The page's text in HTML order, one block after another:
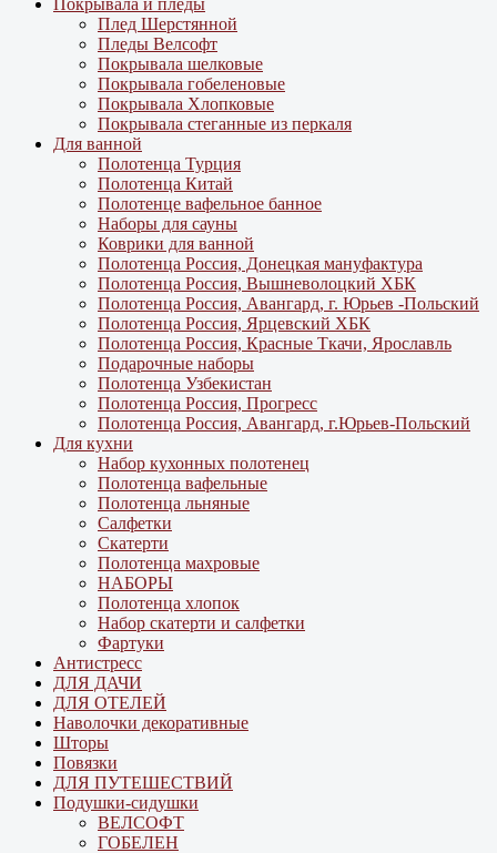
Покрывала и пледы
Плед Шерстянной
Пледы Велсофт
Покрывала шелковые
Покрывала гобеленовые
Покрывала Хлопковые
Покрывала стеганные из перкаля
Для ванной
Полотенца Турция
Полотенца Китай
Полотенце вафельное банное
Наборы для сауны
Коврики для ванной
Полотенца Россия, Донецкая мануфактура
Полотенца Россия, Вышневолоцкий ХБК
Полотенца Россия, Авангард, г. Юрьев -Польский
Полотенца Россия, Ярцевский ХБК
Полотенца Россия, Красные Ткачи, Ярославль
Подарочные наборы
Полотенца Узбекистан
Полотенца Россия, Прогресс
Полотенца Россия, Авангард, г.Юрьев-Польский
Для кухни
Набор кухонных полотенец
Полотенца вафельные
Полотенца льняные
Салфетки
Скатерти
Полотенца махровые
НАБОРЫ
Полотенца хлопок
Набор скатерти и салфетки
Фартуки
Антистресс
ДЛЯ ДАЧИ
ДЛЯ ОТЕЛЕЙ
Наволочки декоративные
Шторы
Повязки
ДЛЯ ПУТЕШЕСТВИЙ
Подушки-сидушки
ВЕЛСОФТ
ГОБЕЛЕН